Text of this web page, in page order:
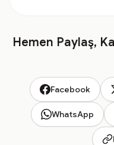
Hemen Paylaş,
Facebook
WhatsApp